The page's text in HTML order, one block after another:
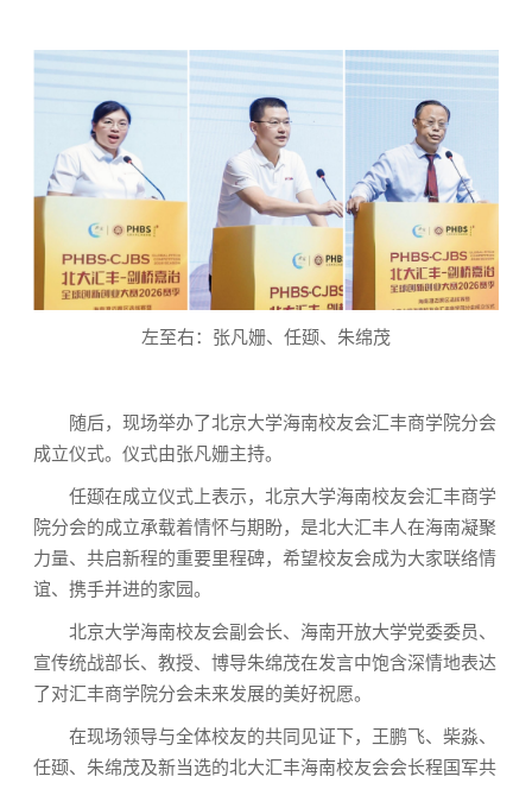
左至右：张凡姗、任颋、朱绵茂
随后，现场举办了北京大学海南校友会汇丰商学院分会
成立仪式。仪式由张凡姗主持。
任颋在成立仪式上表示，北京大学海南校友会汇丰商学
院分会的成立承载着情怀与期盼，是北大汇丰人在海南凝聚
力量、共启新程的重要里程碑，希望校友会成为大家联络情
谊、携手并进的家园。
北京大学海南校友会副会长、海南开放大学党委委员、
宣传统战部长、教授、博导朱绵茂在发言中饱含深情地表达
了对汇丰商学院分会未来发展的美好祝愿。
在现场领导与全体校友的共同见证下，王鹏飞、柴淼、
任颋、朱绵茂及新当选的北大汇丰海南校友会会长程国军共